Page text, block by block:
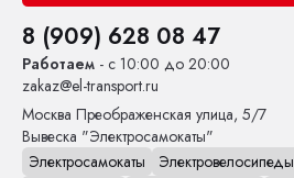
8 (909) 628 08 47
Работаем - с 10:00 до 20:00
zakaz@el-transport.ru
Москва Преображенская улица, 5/7
Вывеска "Электросамокаты"
Электросамокаты
Электровелосипеды